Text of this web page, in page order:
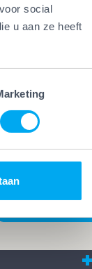
social
u aan ze heeft
BEKIJK
AL ONZE